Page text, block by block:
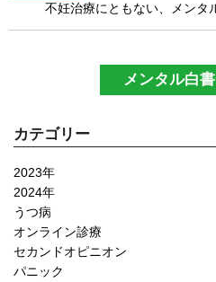
不妊治療にともない、メンタ
メンタル白
カテゴリー
2023年
2024年
うつ病
オンライン診療
セカンドオピニオン
パニック